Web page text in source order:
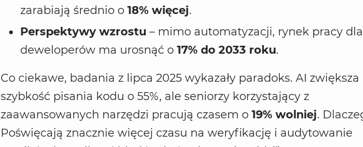
zarabiają średnio o 18% więcej.
Perspektywy wzrostu – mimo automatyzacji, rynek pracy dla
deweloperów ma urosnąć o 17% do 2033 roku.
Co ciekawe, badania z lipca 2025 wykazały paradoks. AI zwiększa
szybkość pisania kodu o 55%, ale seniorzy korzystający z
zaawansowanych narzędzi pracują czasem o 19% wolniej.
Poświęcają znacznie więcej czasu na weryfikację i audytowanie